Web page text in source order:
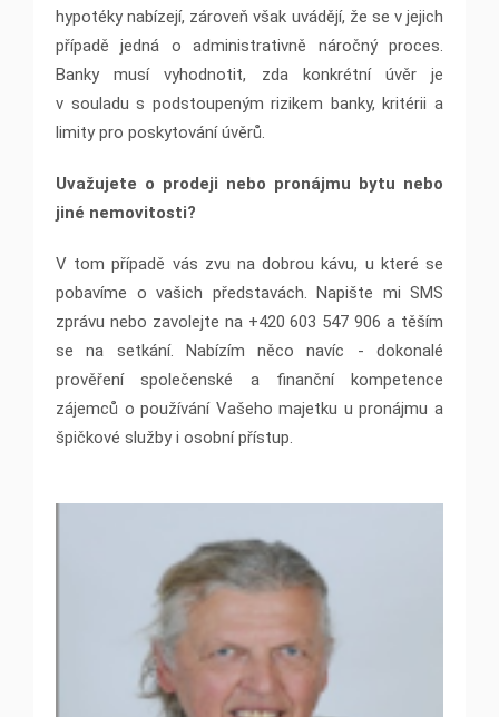
hypotéky nabízejí, zároveň však uvádějí, že se v jejich
případě jedná o administrativně náročný proces.
Banky musí vyhodnotit, zda konkrétní úvěr je
v souladu s podstoupeným rizikem banky, kritérii a
limity pro poskytování úvěrů.
Uvažujete o prodeji nebo pronájmu bytu nebo
jiné nemovitosti?
V tom případě vás zvu na dobrou kávu, u které se
pobavíme o vašich představách. Napište mi SMS
zprávu nebo zavolejte na +420 603 547 906 a těším
se na setkání. Nabízím něco navíc - dokonalé
prověření společenské a finanční kompetence
zájemců o používání Vašeho majetku u pronájmu a
špičkové služby i osobní přístup.